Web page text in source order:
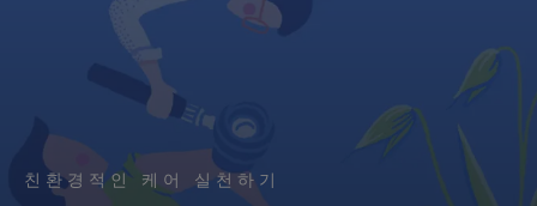
친환경적인 케어 실천하기